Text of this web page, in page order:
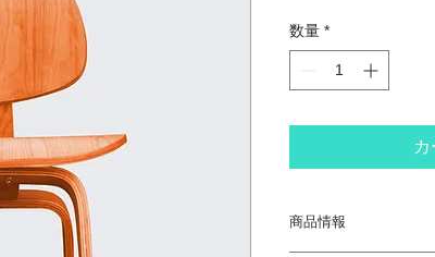
数量 *
商品情報